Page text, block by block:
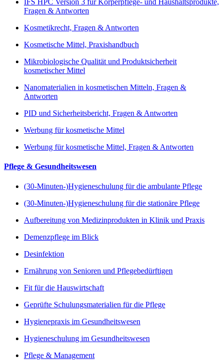
IFS HPC Version 3 für Körperpflege- und Haushaltsprodukte,
Fragen & Antworten
Kosmetikrecht, Fragen & Antworten
Kosmetische Mittel, Praxishandbuch
Mikrobiologische Qualität und Produktsicherheit
kosmetischer Mittel
Nanomaterialien in kosmetischen Mitteln, Fragen &
Antworten
PID und Sicherheitsbericht, Fragen & Antworten
Werbung für kosmetische Mittel
Werbung für kosmetische Mittel, Fragen & Antworten
Pflege & Gesundheitswesen
(30-Minuten-)Hygieneschulung für die ambulante Pflege
(30-Minuten-)Hygieneschulung für die stationäre Pflege
Aufbereitung von Medizinprodukten in Klinik und Praxis
Demenzpflege im Blick
Desinfektion
Ernährung von Senioren und Pflegebedürftigen
Fit für die Hauswirtschaft
Geprüfte Schulungsmaterialien für die Pflege
Hygienepraxis im Gesundheitswesen
Hygieneschulung im Gesundheitswesen
Pflege & Management